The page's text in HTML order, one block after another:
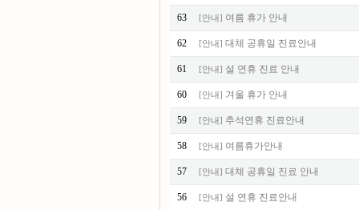
63 [안내] 여름 휴가 안내
62 [안내] 대체 공휴일 진료안내
61 [안내] 설 연휴 진료 안내
60 [안내] 겨울 휴가 안내
59 [안내] 추석연휴 진료안내
58 [안내] 여름휴가안내
57 [안내] 대체 공휴일 진료 안내
56 [안내] 설 연휴 진료안내